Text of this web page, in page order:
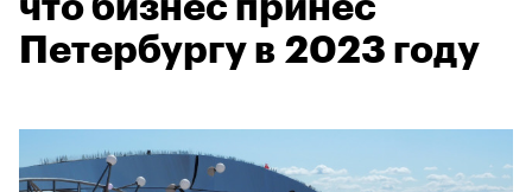
что бизнес принес
Петербургу в 2023 году